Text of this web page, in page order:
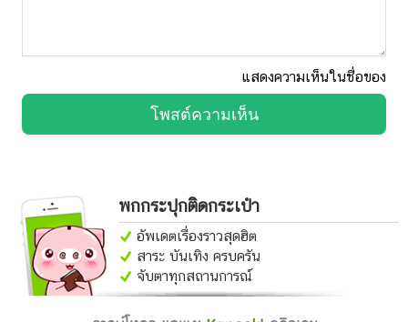
แสดงความเห็นในชื่อของ
โพสต์ความเห็น
พกกระปุกติดกระเป๋า
อัพเดตเรื่องราวสุดฮิต
สาระ บันเทิง ครบครัน
จับตาทุกสถานการณ์